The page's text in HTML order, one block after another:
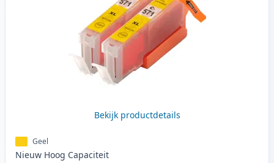
Bekijk productdetails
Geel
Nieuw Hoog Capaciteit